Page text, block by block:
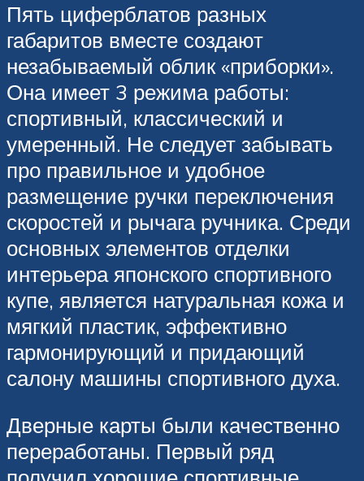
Пять циферблатов разных
габаритов вместе создают
незабываемый облик «приборки».
Она имеет 3 режима работы:
спортивный, классический и
умеренный. Не следует забывать
про правильное и удобное
размещение ручки переключения
скоростей и рычага ручника. Среди
основных элементов отделки
интерьера японского спортивного
купе, является натуральная кожа и
мягкий пластик, эффективно
гармонирующий и придающий
салону машины спортивного духа.
Дверные карты были качественно
переработаны. Первый ряд